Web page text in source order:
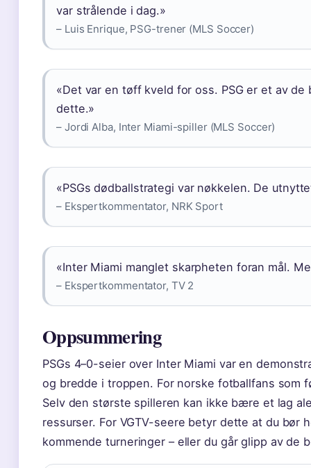
var strålende i dag.»
– Luis Enrique, PSG-trener (MLS Soccer)
«Det var en tøff kveld for oss. PSG er et av
dette.»
– Jordi Alba, Inter Miami-spiller (MLS Soccer)
«PSGs dødballstrategi var nøkkelen. De
– Ekspertkommentator, NRK Sport
«Inter Miami manglet skarpheten foran mål.
– Ekspertkommentator, TV 2
Oppsummering
PSGs 4–0-seier over Inter Miami var en
og bredde i troppen. For norske fotballfans som
Selv den største spilleren kan ikke bære et lag
ressurser. For VGTV-seere betyr dette at du
kommende turneringer – eller du går glipp av de